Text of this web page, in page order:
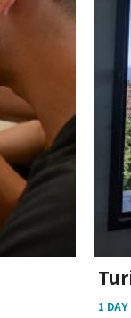
1 DAY